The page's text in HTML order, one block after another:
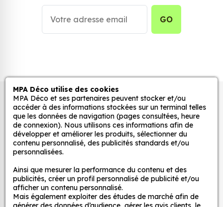
simple et rapide qui transforme toutes surfaces
lisses, propres et non poreuses.
et ce, à moindre coût et sans effort.
Quels sont les avantages de nos stickers
décoration ?
Une grande variété de motifs et de couleurs :
nos Jdm Oem+ sont disponibles dans une large
gamme de motifs et de couleurs, ce qui vous
décoration.
Une installation facile : nos stickers sont faciles
à installer, même pour les débutants. Il suffit de
GO
Autocollants pour véhicules et stickers
décoratifs
MPA Déco
Nos services
MPA Déco utilise des cookies
MPA Déco et ses partenaires peuvent stocker et/ou
accéder à des informations stockées sur un terminal telles
que les données de navigation (pages consultées, heure
de connexion). Nous utilisons ces informations afin de
développer et améliorer les produits, sélectionner du
contenu personnalisé, des publicités standards et/ou
personnalisées.
Ainsi que mesurer la performance du contenu et des
publicités, créer un profil personnalisé de publicité et/ou
afficher un contenu personnalisé.
Mais également exploiter des études de marché afin de